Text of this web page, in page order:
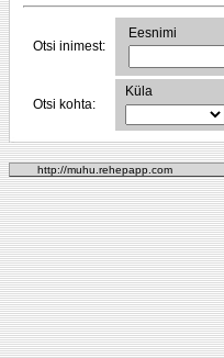
Otsi inimest:
Eesnimi
Otsi kohta:
Küla
http://muhu.rehepapp.com